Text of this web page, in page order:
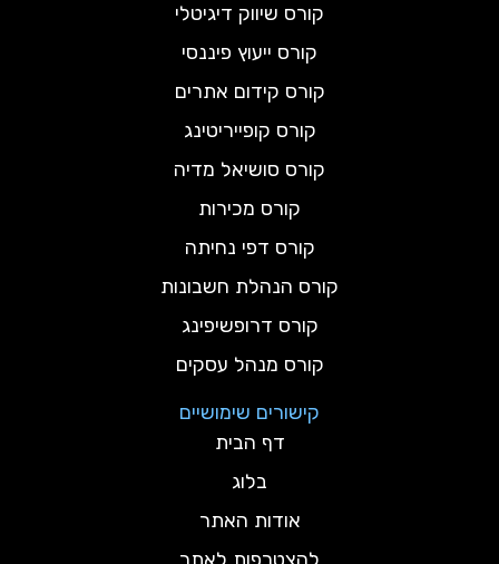
קורס שיווק דיגיטלי
קורס ייעוץ פיננסי
קורס קידום אתרים
קורס קופייריטינג
קורס סושיאל מדיה
קורס מכירות
קורס דפי נחיתה
קורס הנהלת חשבונות
קורס דרופשיפינג
קורס מנהל עסקים
קישורים שימושיים
דף הבית
בלוג
אודות האתר